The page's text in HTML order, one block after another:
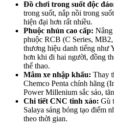
Đồ chơi trong suốt độc
trong suốt, nắp nồi trong
hiện đại hơn rất nhiều.
Phuộc nhún cao cấp: Nâng
phuộc RCB (C Series,
thương hiệu danh tiếng như
hơn khi đi hai người, đồng
thể thao.
Mâm xe nhập khẩu: Thay
Chemco Penta chính hãng
Power Millenium sắc sảo,
Chi tiết CNC tinh xảo: Gù
Salaya sáng bóng tạo điểm
theo thời gian.